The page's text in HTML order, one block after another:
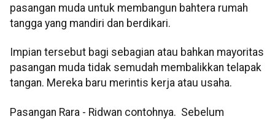
pasangan muda untuk membangun bahtera rumah
tangga yang mandiri dan berdikari.
Impian tersebut bagi sebagian atau bahkan mayoritas
pasangan muda tidak semudah membalikkan telapak
tangan. Mereka baru merintis kerja atau usaha.
Pasangan Rara - Ridwan contohnya. Sebelum